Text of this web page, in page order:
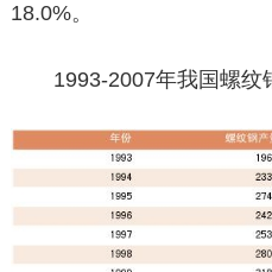
18.0%。
1993-2007年我国螺纹